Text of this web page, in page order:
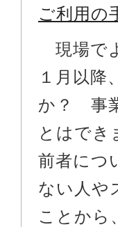
ご利用の
現場で
１月以降
か？ 事
とはで
前者につ
ない人や
ことから